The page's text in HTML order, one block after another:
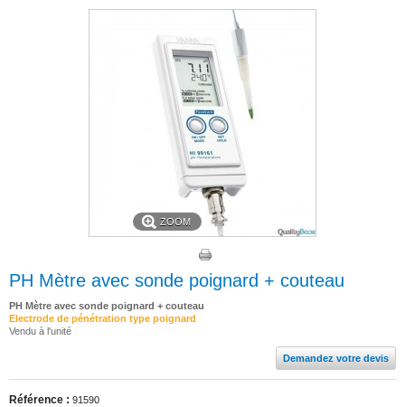
ZOOM
PH Mètre avec sonde poignard + couteau
PH Mètre avec sonde poignard + couteau
Electrode de pénétration type poignard
Vendu à l'unité
Demandez votre devis
Référence : 91590